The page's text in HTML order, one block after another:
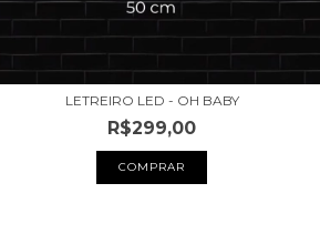
LETREIRO LED - OH BABY
R$299,00